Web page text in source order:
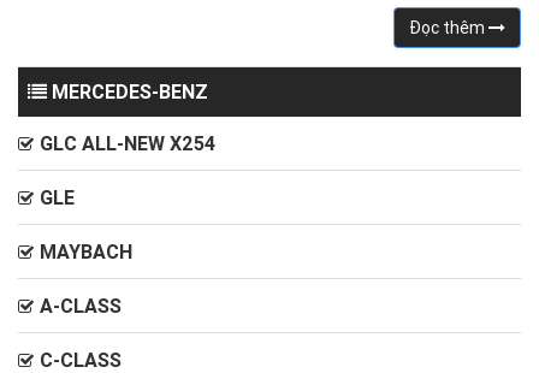
Đọc thêm
MERCEDES-BENZ
GLC ALL-NEW X254
GLE
MAYBACH
A-CLASS
C-CLASS